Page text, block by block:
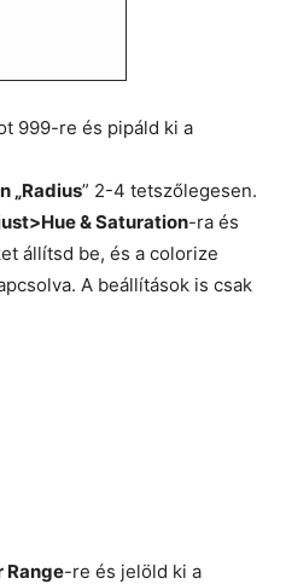
999-re és pipáld ki a
„Radius” 2-4 tetszőlegesen.
& Saturation-ra és
állítsd be, és a colorize
A beállítások is csak
Range-re és jelöld ki a